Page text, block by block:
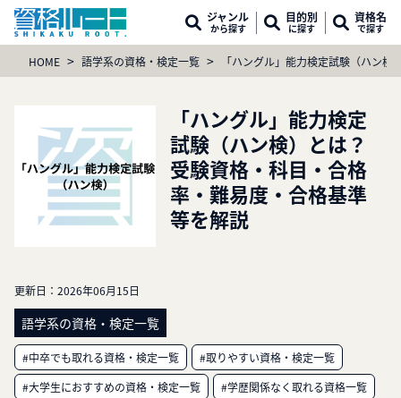
ジャンル
から探す
目的別
に探す
資格名
で探す
HOME > 語学系の資格・検定一覧 > 「ハングル」能力検定試験（ハン
「ハングル」能力検定
試験（ハン検）とは？
受験資格・科目・合格
率・難易度・合格基準
等を解説
更新日： 2026年06月15日
語学系の資格・検定一覧
#中卒でも取れる資格・検定一覧
#取りやすい資格・検定一覧
#大学生におすすめの資格・検定一覧
#学歴関係なく取れる資格一覧